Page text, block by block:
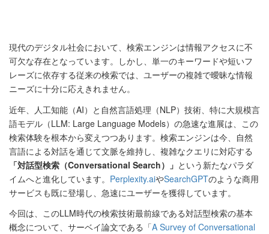
現代のデジタル社会において、検索エンジンは情報アクセスに不
可欠な存在となっています。しかし、単一のキーワードや短いフ
レーズに依存する従来の検索では、ユーザーの複雑で曖昧な情報
ニーズに十分に応えきれません。
近年、人工知能（AI）と自然言語処理（NLP）技術、特に大規模言
語モデル（LLM: Large Language Models）の急速な進展は、この
検索体験を根本から変えつつあります。検索エンジンは今、自然
言語による対話を通じて文脈を維持し、複雑なクエリに対応する
「対話型検索（Conversational Search）」 という新たなパラダ
イムへと進化しています。 Perplexity.aiやSearchGPTのような商用
サービスも既に登場し、急速にユーザーを獲得しています。
今回は、このLLM時代の検索技術最前線である対話型検索の基本
概念について、サーベイ論文である「A Survey of Conversational